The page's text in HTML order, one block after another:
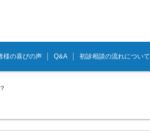
様の喜びの声 Q&A 初診相談の流れについて